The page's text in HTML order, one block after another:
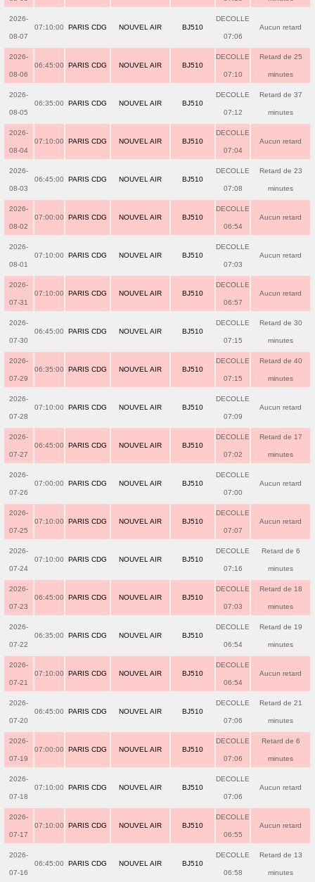
2026-
08-07
07:10:00 PARIS CDG NOUVEL AIR BJ510
DECOLLE
07:06
Aucun retard
2026-
08-06
06:45:00 PARIS CDG NOUVEL AIR BJ510
DECOLLE
07:10
Retard de 25
minutes
2026-
08-05
06:35:00 PARIS CDG NOUVEL AIR BJ510
DECOLLE
07:12
Retard de 37
minutes
2026-
08-04
07:10:00 PARIS CDG NOUVEL AIR BJ510
DECOLLE
07:04
Aucun retard
2026-
08-03
06:45:00 PARIS CDG NOUVEL AIR BJ510
DECOLLE
07:08
Retard de 23
minutes
2026-
08-02
07:00:00 PARIS CDG NOUVEL AIR BJ510
DECOLLE
06:54
Aucun retard
2026-
08-01
07:10:00 PARIS CDG NOUVEL AIR BJ510
DECOLLE
07:03
Aucun retard
2026-
07-31
07:10:00 PARIS CDG NOUVEL AIR BJ510
DECOLLE
06:57
Aucun retard
2026-
07-30
06:45:00 PARIS CDG NOUVEL AIR BJ510
DECOLLE
07:15
Retard de 30
minutes
2026-
07-29
06:35:00 PARIS CDG NOUVEL AIR BJ510
DECOLLE
07:15
Retard de 40
minutes
2026-
07-28
07:10:00 PARIS CDG NOUVEL AIR BJ510
DECOLLE
07:09
Aucun retard
2026-
07-27
06:45:00 PARIS CDG NOUVEL AIR BJ510
DECOLLE
07:02
Retard de 17
minutes
2026-
07-26
07:00:00 PARIS CDG NOUVEL AIR BJ510
DECOLLE
07:00
Aucun retard
2026-
07-25
07:10:00 PARIS CDG NOUVEL AIR BJ510
DECOLLE
07:07
Aucun retard
2026-
07-24
07:10:00 PARIS CDG NOUVEL AIR BJ510
DECOLLE
07:16
Retard de 6
minutes
2026-
07-23
06:45:00 PARIS CDG NOUVEL AIR BJ510
DECOLLE
07:03
Retard de 18
minutes
2026-
07-22
06:35:00 PARIS CDG NOUVEL AIR BJ510
DECOLLE
06:54
Retard de 19
minutes
2026-
07-21
07:10:00 PARIS CDG NOUVEL AIR BJ510
DECOLLE
06:54
Aucun retard
2026-
07-20
06:45:00 PARIS CDG NOUVEL AIR BJ510
DECOLLE
07:06
Retard de 21
minutes
2026-
07-19
07:00:00 PARIS CDG NOUVEL AIR BJ510
DECOLLE
07:06
Retard de 6
minutes
2026-
07-18
07:10:00 PARIS CDG NOUVEL AIR BJ510
DECOLLE
07:06
Aucun retard
2026-
07-17
07:10:00 PARIS CDG NOUVEL AIR BJ510
DECOLLE
06:55
Aucun retard
2026-
07-16
06:45:00 PARIS CDG NOUVEL AIR BJ510
DECOLLE
06:58
Retard de 13
minutes